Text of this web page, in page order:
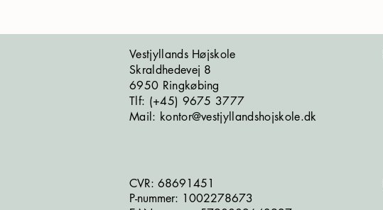
Vestjyllands Højskole
Skraldhedevej 8
6950 Ringkøbing
​​​Tlf: (+45) 9675 3777
Mail: kontor@vestjyllandshojskole.dk
CVR: 68691451
P-nummer: 1002278673